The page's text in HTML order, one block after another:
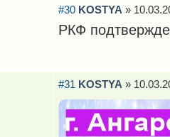
#30 KOSTYA »
РКФ
#31 KOSTYA »